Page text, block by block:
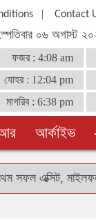
| Contact
০৬ অগাস্ট
ফজর : 4:08 am
যোহর : 12:04 pm
মাগরিব : 6:38 pm
আর্কাইভ
এক্সিট, মাইলফলক